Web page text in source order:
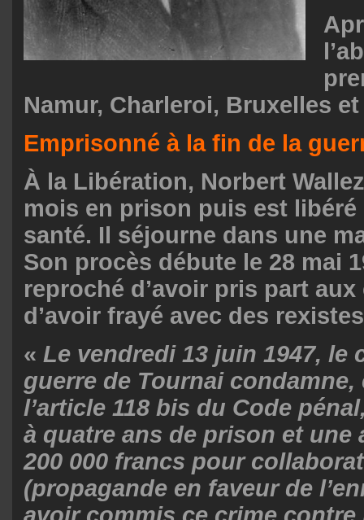
Namur, Charleroi, Bruxelles
Emprisonné à la fin de la
À la Libération, Norbert
mois en prison puis est
santé. Il séjourne dans une
Son procès débute le 28 mai
reproché d’avoir pris part
d’avoir frayé avec des
« Le vendredi 13 juin 1947, le
guerre de Tournai condamne,
l’article 118 bis du Code
à quatre ans de prison et une
200 000 francs pour
(propagande en faveur de
avoir commis ce crime contre